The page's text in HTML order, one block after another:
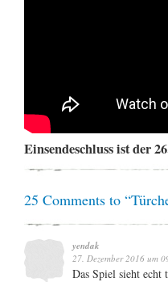
Einsendeschluss ist der
25 Comments to
yendak
27. Dezember 2016 um
Das Spiel sieht echt